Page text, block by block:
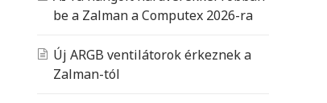
be a Zalman a Computex 2026-ra
Új ARGB ventilátorok érkeznek a
Zalman-tól